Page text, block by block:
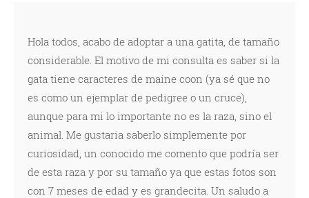
Hola todos, acabo de adoptar a una gatita, de tamaño
considerable. El motivo de mi consulta es saber si la
gata tiene caracteres de maine coon (ya sé que no
es como un ejemplar de pedigree o un cruce),
aunque para mi lo importante no es la raza, sino el
animal. Me gustaria saberlo simplemente por
curiosidad, un conocido me comento que podría ser
de esta raza y por su tamaño ya que estas fotos son
con 7 meses de edad y es grandecita. Un saludo a